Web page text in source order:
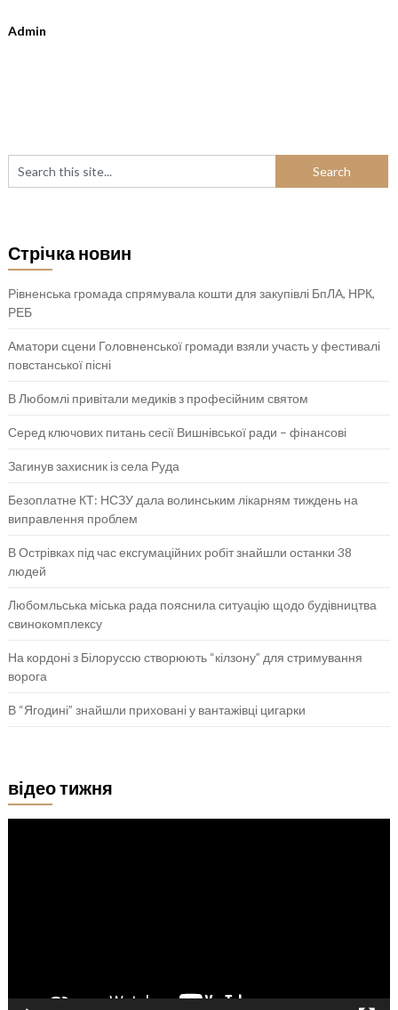
Admin
Стрічка новин
Рівненська громада спрямувала кошти для закупівлі БпЛА, НРК,
РЕБ
Аматори сцени Головненської громади взяли участь у фестивалі
повстанської пісні
В Любомлі привітали медиків з професійним святом
Серед ключових питань сесії Вишнівської ради – фінансові
Загинув захисник із села Руда
Безоплатне КТ: НСЗУ дала волинським лікарням тиждень на
виправлення проблем
В Острівках під час ексгумаційних робіт знайшли останки 38
людей
Любомльська міська рада пояснила ситуацію щодо будівництва
свинокомплексу
На кордоні з Білоруссю створюють “кілзону” для стримування
ворога
В “Ягодині” знайшли приховані у вантажівці цигарки
відео тижня